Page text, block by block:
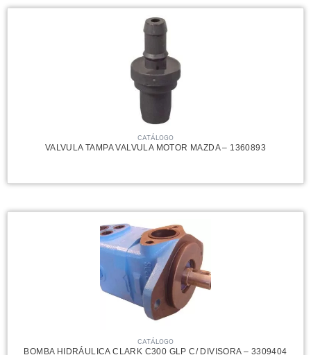
CATÁLOGO
VALVULA TAMPA VALVULA MOTOR MAZDA – 1360893
CATÁLOGO
BOMBA HIDRÁULICA CLARK C300 GLP C/ DIVISORA – 3309404